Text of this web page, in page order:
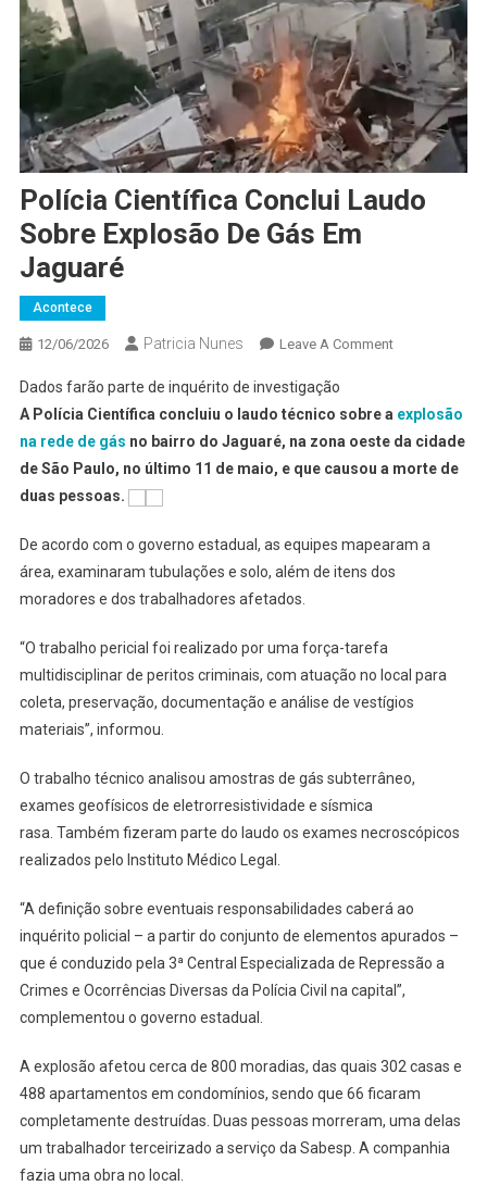
Polícia Científica Conclui Laudo
Sobre Explosão De Gás Em
Jaguaré
Acontece
12/06/2026 Patricia Nunes Leave A CommentOn
Conclui
Laudo
Sobre
Gás
Em
Dados farão parte de inquérito de investigação
A Polícia Científica concluiu o laudo técnico sobre a explosão
na rede de gás no bairro do Jaguaré, na zona oeste da cidade
de São Paulo, no último 11 de maio, e que causou a morte de
duas pessoas.
De acordo com o governo estadual, as equipes mapearam a
área, examinaram tubulações e solo, além de itens dos
moradores e dos trabalhadores afetados.
“O trabalho pericial foi realizado por uma força-tarefa
multidisciplinar de peritos criminais, com atuação no local para
coleta, preservação, documentação e análise de vestígios
materiais”, informou.
O trabalho técnico analisou amostras de gás subterrâneo,
exames geofísicos de eletrorresistividade e sísmica
rasa. Também fizeram parte do laudo os exames necroscópicos
realizados pelo Instituto Médico Legal.
“A definição sobre eventuais responsabilidades caberá ao
inquérito policial – a partir do conjunto de elementos apurados –
que é conduzido pela 3ª Central Especializada de Repressão a
Crimes e Ocorrências Diversas da Polícia Civil na capital”,
complementou o governo estadual.
A explosão afetou cerca de 800 moradias, das quais 302 casas e
488 apartamentos em condomínios, sendo que 66 ficaram
completamente destruídas. Duas pessoas morreram, uma delas
um trabalhador terceirizado a serviço da Sabesp. A companhia
fazia uma obra no local.